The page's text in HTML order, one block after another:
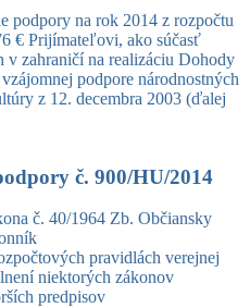
podpory na rok 2014 z rozpočtu
€ Prijímateľovi, ako súčasť
zahraničí na realizáciu Dohody
podpore národnostných
z 12. decembra 2003 (ďalej
č. 900/HU/2014
č. 40/1964 Zb. Občiansky
pravidlách verejnej
niektorých zákonov
predpisov